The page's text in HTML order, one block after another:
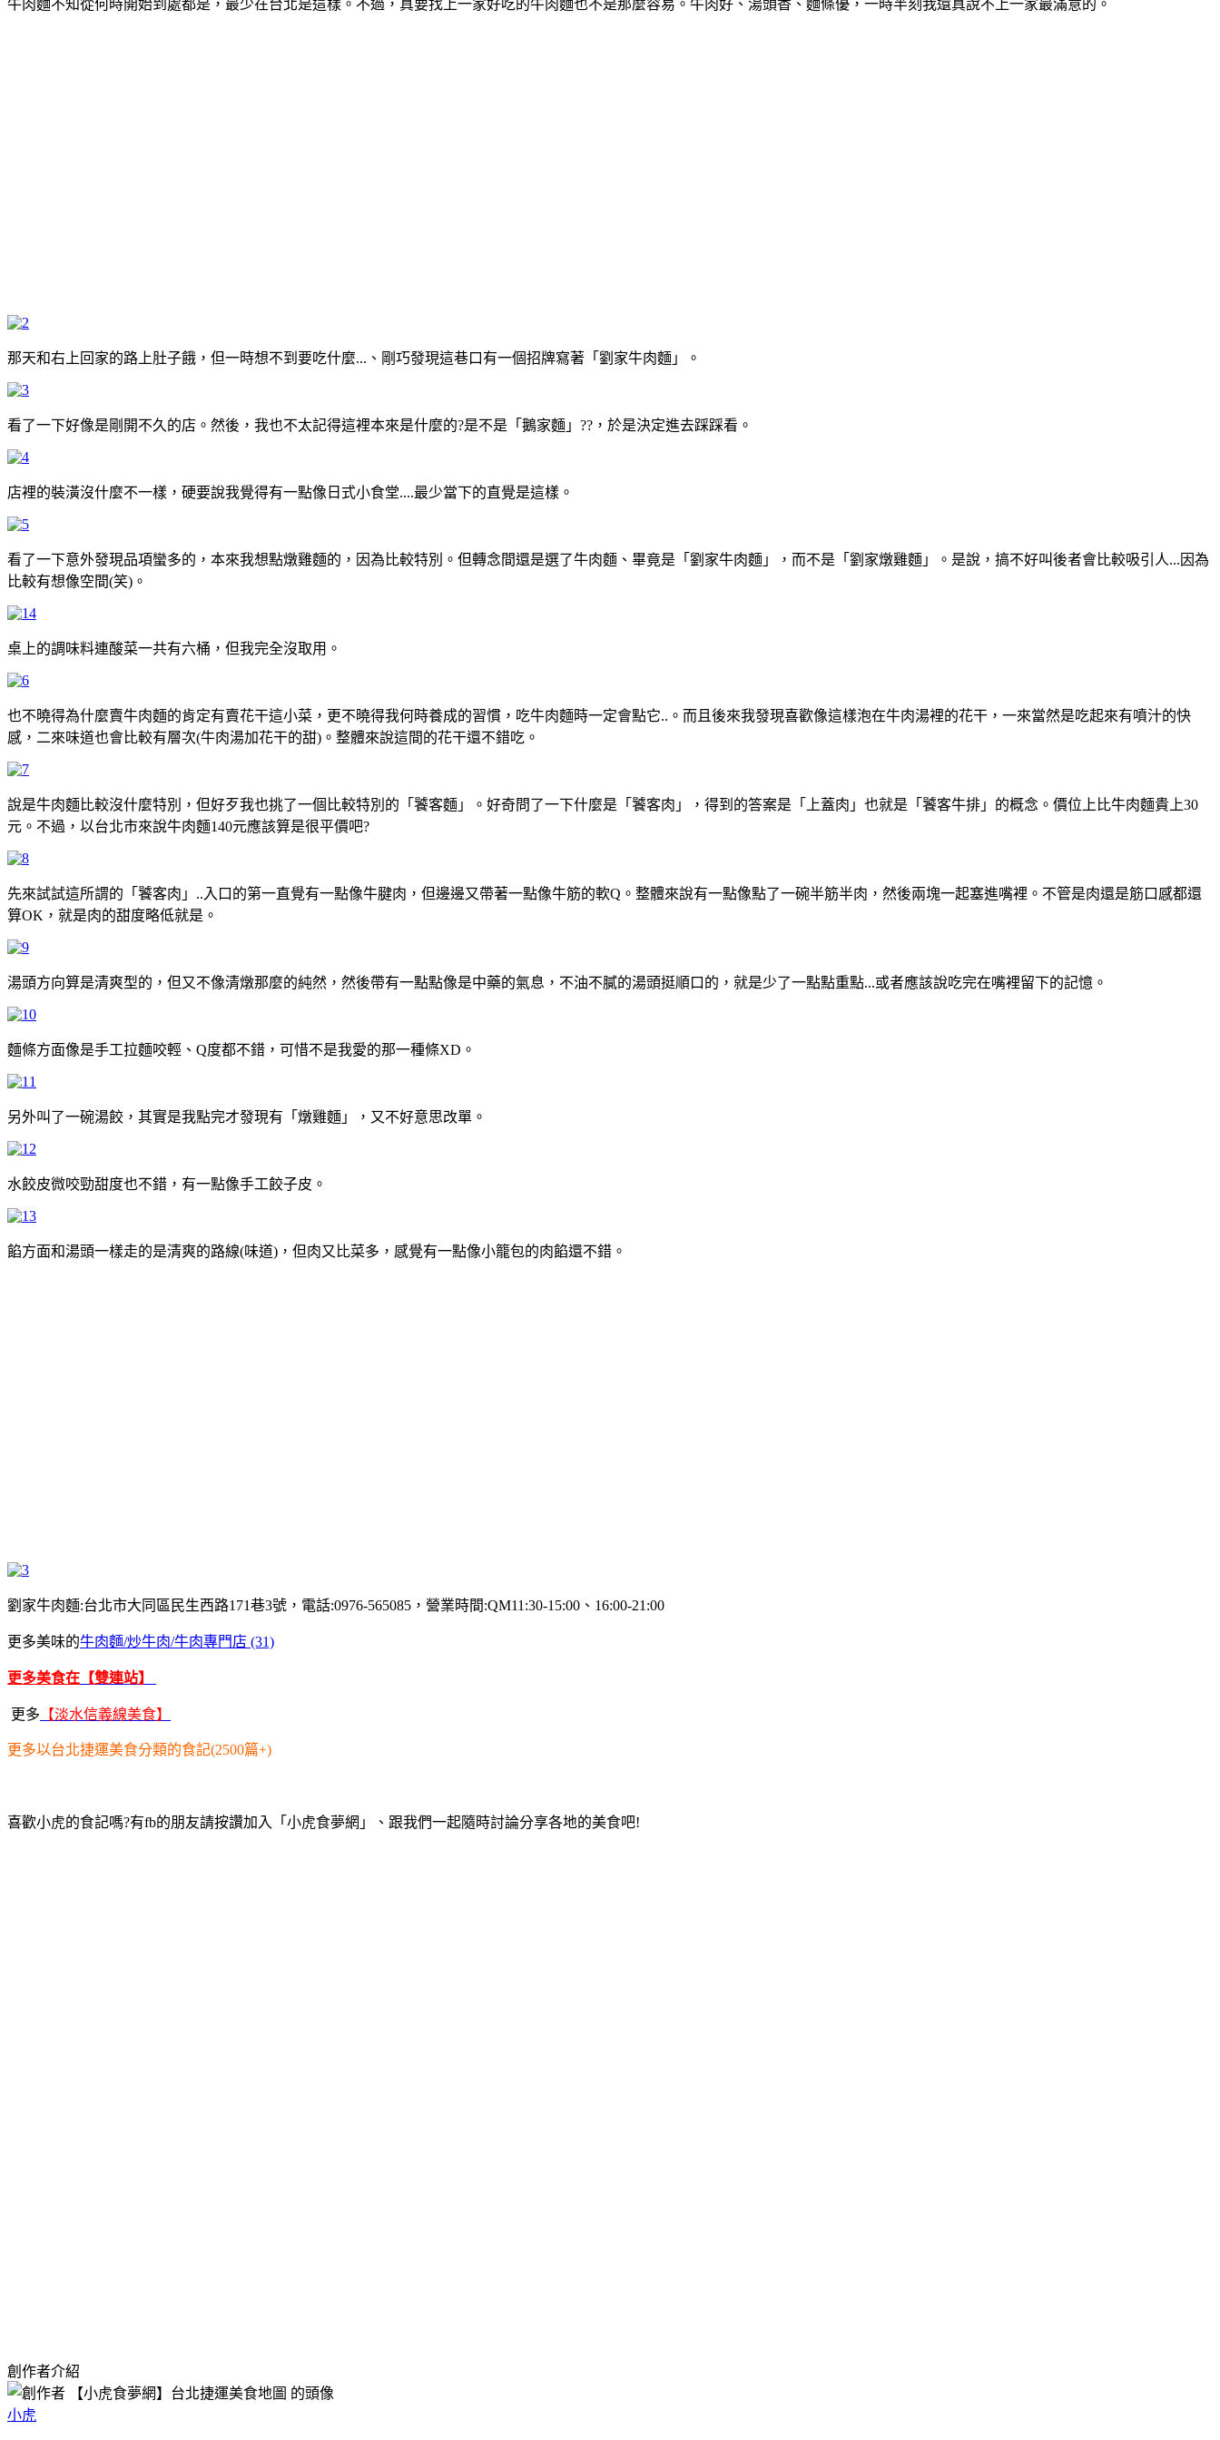
牛肉麵不知從何時開始到處都是，最少在台北是這樣。不過，真要找上一家好吃的牛肉麵也不是那麼容易。牛肉好、湯頭香、麵條優，一時半刻我還真說不上一家最滿意的。
那天和右上回家的路上肚子餓，但一時想不到要吃什麼...、剛巧發現這巷口有一個招牌寫著「劉家牛肉麵」。
看了一下好像是剛開不久的店。然後，我也不太記得這裡本來是什麼的?是不是「鵝家麵」??，於是決定進去踩踩看。
店裡的裝潢沒什麼不一樣，硬要說我覺得有一點像日式小食堂....最少當下的直覺是這樣。
看了一下意外發現品項蠻多的，本來我想點燉雞麵的，因為比較特別。但轉念間還是選了牛肉麵、畢竟是「劉家牛肉麵」，而不是「劉家燉雞麵」。是說，搞不好叫後者會比較吸引人...因為
比較有想像空間(笑)。
桌上的調味料連酸菜一共有六桶，但我完全沒取用。
也不曉得為什麼賣牛肉麵的肯定有賣花干這小菜，更不曉得我何時養成的習慣，吃牛肉麵時一定會點它..。而且後來我發現喜歡像這樣泡在牛肉湯裡的花干，一來當然是吃起來有噴汁的快
感，二來味道也會比較有層次(牛肉湯加花干的甜)。整體來說這間的花干還不錯吃。
說是牛肉麵比較沒什麼特別，但好歹我也挑了一個比較特別的「饕客麵」。好奇問了一下什麼是「饕客肉」，得到的答案是「上蓋肉」也就是「饕客牛排」的概念。價位上比牛肉麵貴上30
元。不過，以台北市來說牛肉麵140元應該算是很平價吧?
先來試試這所謂的「饕客肉」..入口的第一直覺有一點像牛腱肉，但邊邊又帶著一點像牛筋的軟Q。整體來說有一點像點了一碗半筋半肉，然後兩塊一起塞進嘴裡。不管是肉還是筋口感都還
算OK，就是肉的甜度略低就是。
湯頭方向算是清爽型的，但又不像清燉那麼的純然，然後帶有一點點像是中藥的氣息，不油不膩的湯頭挺順口的，就是少了一點點重點...或者應該說吃完在嘴裡留下的記憶。
麵條方面像是手工拉麵咬輕、Q度都不錯，可惜不是我愛的那一種條XD。
另外叫了一碗湯餃，其實是我點完才發現有「燉雞麵」，又不好意思改單。
水餃皮微咬勁甜度也不錯，有一點像手工餃子皮。
餡方面和湯頭一樣走的是清爽的路線(味道)，但肉又比菜多，感覺有一點像小籠包的肉餡還不錯。
劉家牛肉麵:台北市大同區民生西路171巷3號，電話:0976-565085，營業時間:QM11:30-15:00、16:00-21:00
更多美味的牛肉麵/炒牛肉/牛肉專門店 (31)
更多美食在 【雙連站】
更多 【淡水信義線美食】
更多以台北捷運美食分類的食記(2500篇+)
喜歡小虎的食記嗎?有fb的朋友請按讚加入「小虎食夢網」、跟我們一起隨時討論分享各地的美食吧!
創作者介紹
小虎